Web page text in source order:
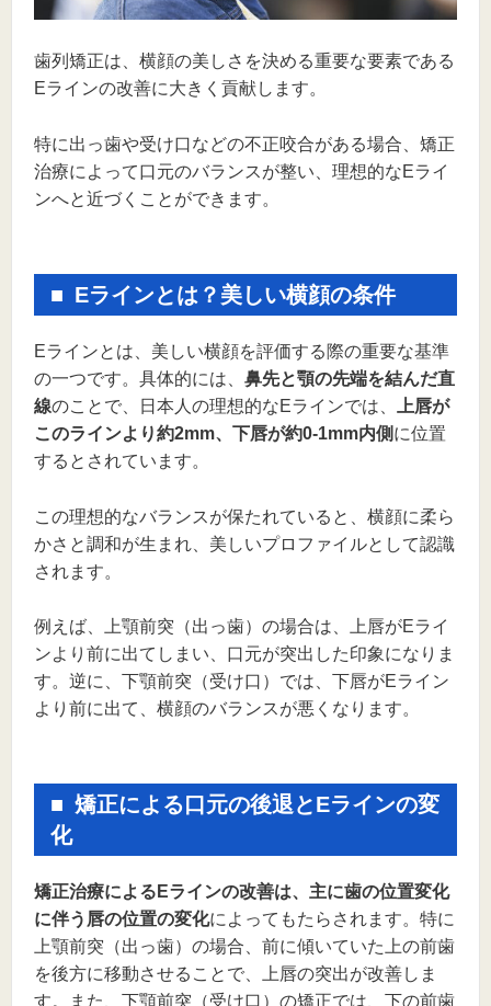
歯列矯正は、横顔の美しさを決める重要な要素である
Eラインの改善に大きく貢献します。
特に出っ歯や受け口などの不正咬合がある場合、矯正
治療によって口元のバランスが整い、理想的なEライ
ンへと近づくことができます。
Eラインとは？美しい横顔の条件
Eラインとは、美しい横顔を評価する際の重要な基準
の一つです。具体的には、 鼻先と顎の先端を結んだ直
線のことで、日本人の理想的なEラインでは、
上唇が
このラインより約2mm、下唇が約0-1mm内側 に位置
するとされています。
この理想的なバランスが保たれていると、横顔に柔ら
かさと調和が生まれ、美しいプロファイルとして認識
されます。
例えば、上顎前突（出っ歯）の場合は、上唇がEライ
ンより前に出てしまい、口元が突出した印象になりま
す。逆に、下顎前突（受け口）では、下唇がEライン
より前に出て、横顔のバランスが悪くなります。
矯正による口元の後退とEラインの変
化
矯正治療によるEラインの改善は、主に歯の位置変化
に伴う唇の位置の変化によってもたらされます。特に
上顎前突（出っ歯）の場合、前に傾いていた上の前歯
を後方に移動させることで、上唇の突出が改善しま
す。また、下顎前突（受け口）の矯正では、下の前歯